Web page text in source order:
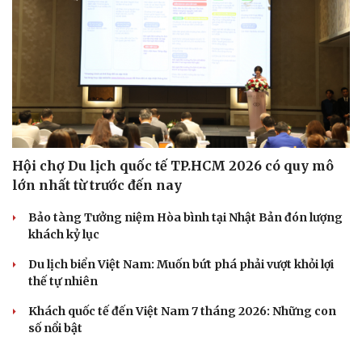
Bóng đá
Lịch thi đấu bóng đá
eSports
Hậu trường
Ô tô - Xe máy
Ô tô
Xe máy
Hội chợ Du lịch quốc tế TP.HCM 2026 có quy mô
lớn nhất từ trước đến nay
Bảo tàng Tưởng niệm Hòa bình tại Nhật Bản đón lượng
khách kỷ lục
Du lịch biển Việt Nam: Muốn bứt phá phải vượt khỏi lợi
thế tự nhiên
Khách quốc tế đến Việt Nam 7 tháng 2026: Những con
số nổi bật